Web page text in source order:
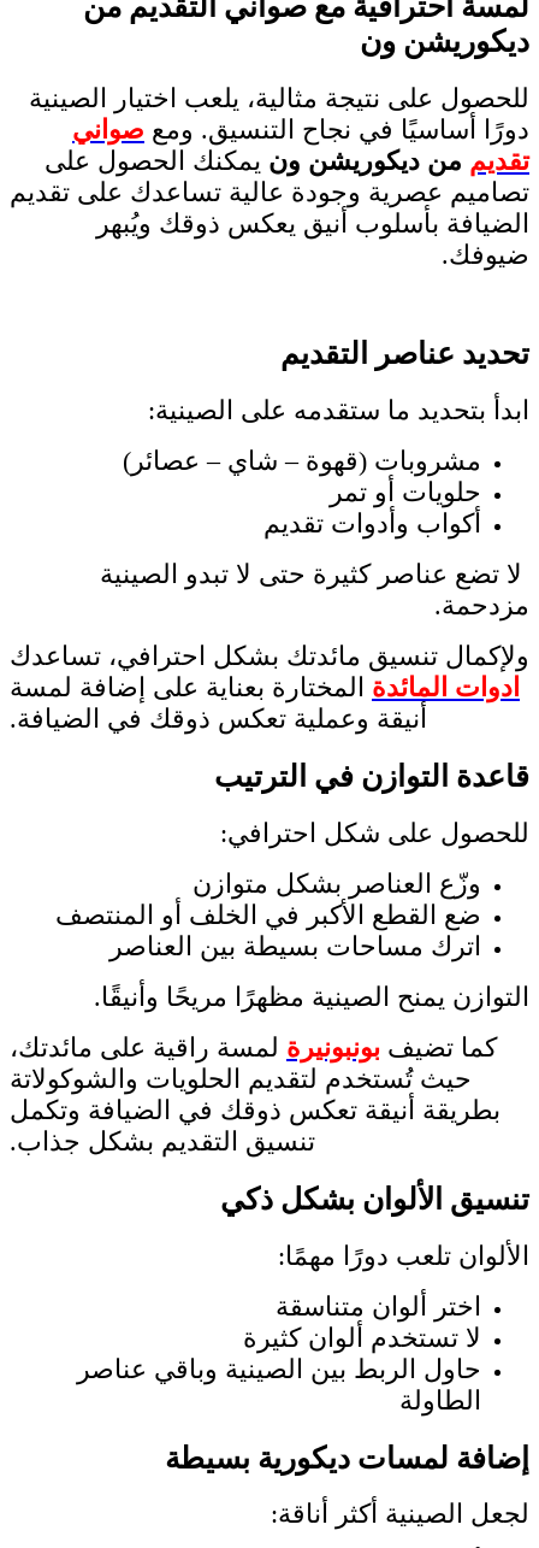
لمسة احترافية مع صواني التقديم من
ديكوريشن ون
للحصول على نتيجة مثالية، يلعب اختيار الصينية
دورًا أساسيًا في نجاح التنسيق. ومع صواني
تقديم من ديكوريشن ون يمكنك الحصول على
تصاميم عصرية وجودة عالية تساعدك على تقديم
الضيافة بأسلوب أنيق يعكس ذوقك ويُبهر
ضيوفك.
تحديد عناصر التقديم
ابدأ بتحديد ما ستقدمه على الصينية:
مشروبات (قهوة – شاي – عصائر)
حلويات أو تمر
أكواب وأدوات تقديم
لا تضع عناصر كثيرة حتى لا تبدو الصينية
مزدحمة.
ولإكمال تنسيق مائدتك بشكل احترافي، تساعدك
ادوات المائدة المختارة بعناية على إضافة لمسة
أنيقة وعملية تعكس ذوقك في الضيافة.
قاعدة التوازن في الترتيب
للحصول على شكل احترافي:
وزّع العناصر بشكل متوازن
ضع القطع الأكبر في الخلف أو المنتصف
اترك مساحات بسيطة بين العناصر
التوازن يمنح الصينية مظهرًا مريحًا وأنيقًا.
كما تضيف بونبونيرة لمسة راقية على مائدتك،
حيث تُستخدم لتقديم الحلويات والشوكولاتة
بطريقة أنيقة تعكس ذوقك في الضيافة وتكمل
تنسيق التقديم بشكل جذاب.
تنسيق الألوان بشكل ذكي
الألوان تلعب دورًا مهمًا:
اختر ألوان متناسقة
لا تستخدم ألوان كثيرة
حاول الربط بين الصينية وباقي عناصر
الطاولة
إضافة لمسات ديكورية بسيطة
لجعل الصينية أكثر أناقة: